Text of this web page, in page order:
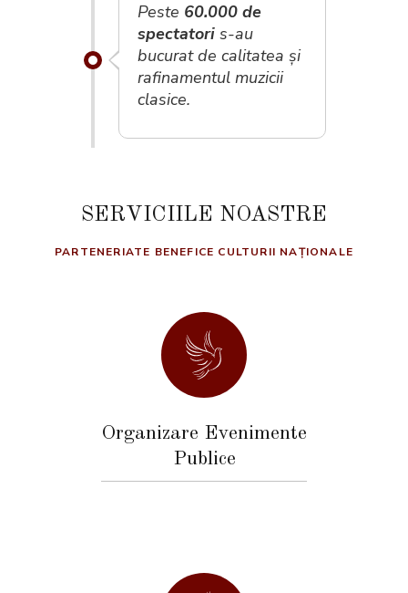
Peste 60.000 de
spectatoris-au
bucurat de calitatea și
rafinamentul muzicii
clasice.
SERVICIILE NOASTRE
PARTENERIATE BENEFICE CULTURII NAȚIONALE
Organizare Evenimente
Publice